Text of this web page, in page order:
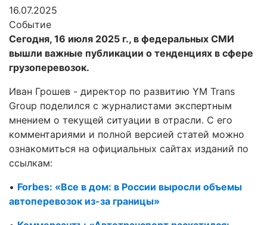
16.07.2025
Событие
Сегодня, 16 июля 2025 г., в федеральных СМИ
вышли важные публикации о тенденциях в сфере
грузоперевозок.
Иван Грошев - директор по развитию YM Trans
Group поделился с журналистами экспертным
мнением о текущей ситуации в отрасли. С его
комментариями и полной версией статей можно
ознакомиться на официальных сайтах изданий по
ссылкам:
• Forbes: «Все в дом: в России выросли объемы
автоперевозок из-за границы»